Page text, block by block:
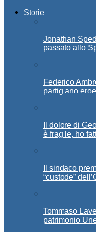
Storie
Jonathan
passato allo
Federico
partigiano
Il dolore di
è fragile, ho
Il sindaco
“custode”
Tommaso
patrimonio